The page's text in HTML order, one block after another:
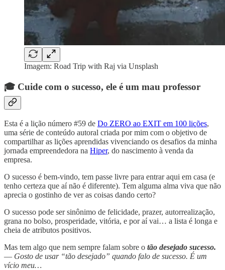
Imagem: Road Trip with Raj via Unsplash
🎓 Cuide com o sucesso, ele é um mau professor
Esta é a lição número #59 de Do ZERO ao EXIT em 100 lições,
uma série de conteúdo autoral criada por mim com o objetivo de
compartilhar as lições aprendidas vivenciando os desafios da minha
jornada empreendedora na Hiper, do nascimento à venda da
empresa.
O sucesso é bem-vindo, tem passe livre para entrar aqui em casa (e
tenho certeza que aí não é diferente). Tem alguma alma viva que não
aprecia o gostinho de ver as coisas dando certo?
O sucesso pode ser sinônimo de felicidade, prazer, autorrealização,
grana no bolso, prosperidade, vitória, e por aí vai… a lista é longa e
cheia de atributos positivos.
Mas tem algo que nem sempre falam sobre o tão desejado sucesso.
— Gosto de usar “tão desejado” quando falo de sucesso. É um
vício meu…